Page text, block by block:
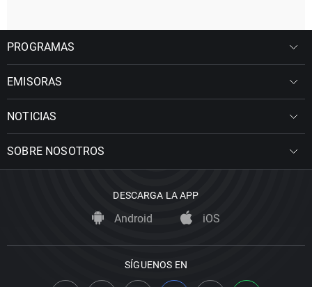
PROGRAMAS
EMISORAS
NOTICIAS
SOBRE NOSOTROS
DESCARGA LA APP
Android iOS
SÍGUENOS EN